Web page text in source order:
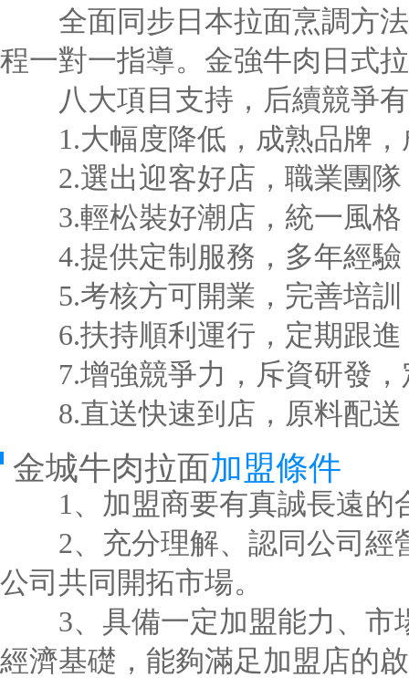
全面同步日本拉面烹調方法
程一對一指導。金強牛肉日式
八大項目支持，后續競爭有
1.大幅度降低，成熟品牌，
2.選出迎客好店，職業團隊
3.輕松裝好潮店，統一風格
4.提供定制服務，多年經驗
5.考核方可開業，完善培訓
6.扶持順利運行，定期跟進
7.增強競爭力，斥資研發，
8.直送快速到店，原料配送
金城牛肉拉面加盟條件
1、加盟商要有真誠長遠的
2、充分理解、認同公司經
公司共同開拓市場。
3、具備一定加盟能力、市
經濟基礎，能夠滿足加盟店的